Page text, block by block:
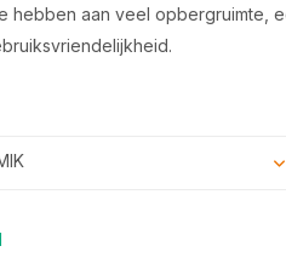
hebben aan veel opbergruimte,